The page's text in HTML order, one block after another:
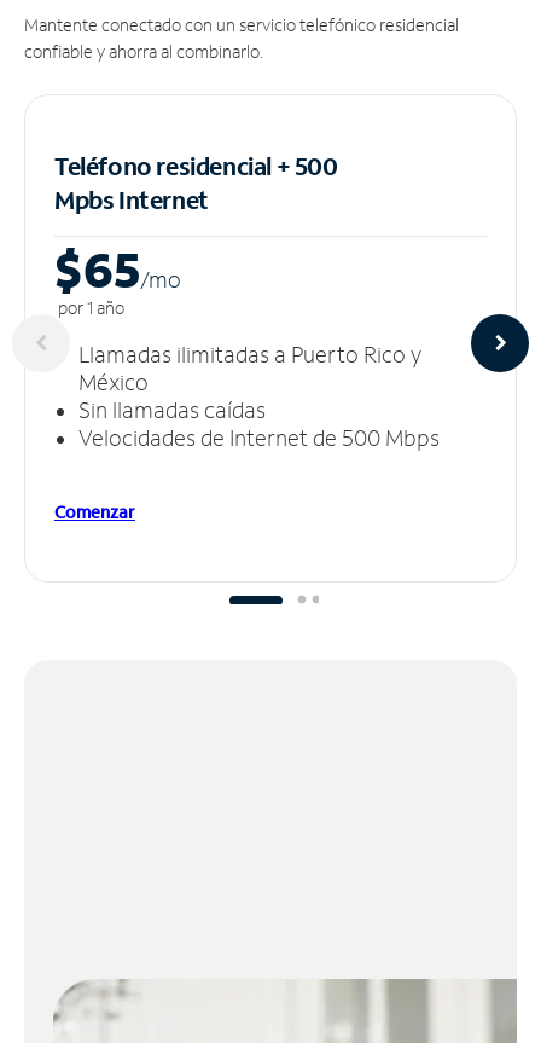
Mantente conectado con un servicio telefónico residencial
confiable y ahorra al combinarlo.
Teléfono residencial + 500
MpbsInternet
$65/mo
por 1 año
Llamadas ilimitadas a Puerto Rico y
México
Sin llamadas caídas
Velocidades de Internet de 500 Mbps
Comenzar